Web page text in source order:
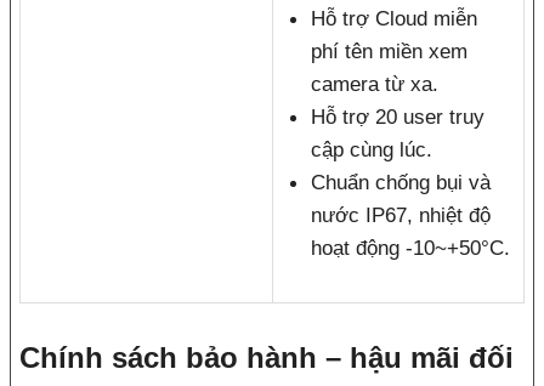
Hỗ trợ Cloud miễn
phí tên miền xem
camera từ xa.
Hỗ trợ 20 user truy
cập cùng lúc.
Chuẩn chống bụi và
nước IP67, nhiệt độ
hoạt động -10~+50°C.
Chính sách bảo hành – hậu mãi đối